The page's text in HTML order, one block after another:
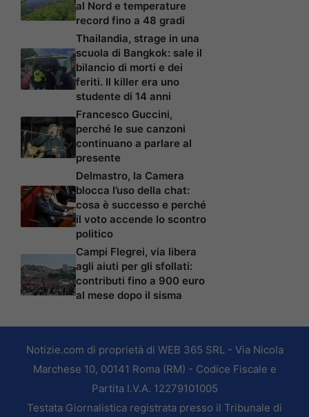
al Nord e temperature
record fino a 48 gradi
Thailandia, strage in una
scuola di Bangkok: sale il
bilancio di morti e dei
feriti. Il killer era uno
studente di 14 anni
Francesco Guccini,
perché le sue canzoni
continuano a parlare al
presente
Delmastro, la Camera
blocca l’uso della chat:
cosa è successo e perché
il voto accende lo scontro
politico
Campi Flegrei, via libera
agli aiuti per gli sfollati:
contributi fino a 900 euro
al mese dopo il sisma
Notizie.com di proprietà di WEB 365 SRL - Via Nicola
Marchese 10, 00141 Roma (RM) - Codice Fiscale e
Partita I.V.A. 12279101005
Testata Giornalistica registrata presso il Tribunale di